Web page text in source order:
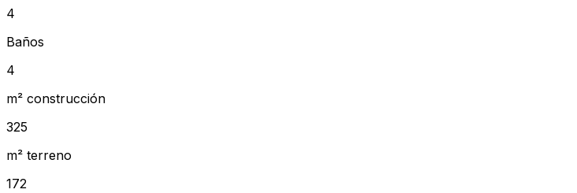
4
Baños
4
m² construcción
325
m² terreno
172